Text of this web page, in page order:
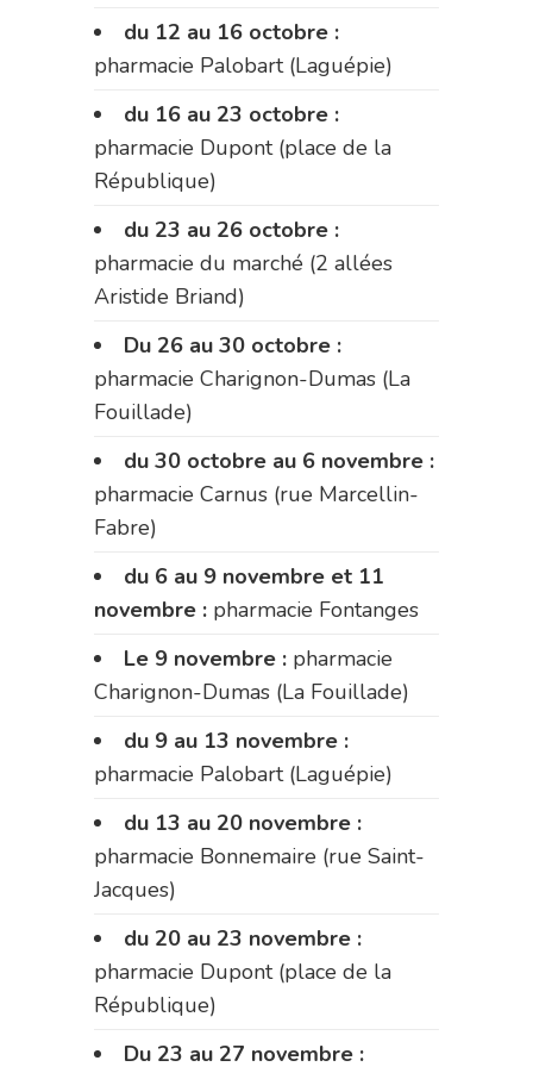
du 12 au 16 octobre :
pharmacie Palobart (Laguépie)
du 16 au 23 octobre :
pharmacie Dupont (place de la
République)
du 23 au 26 octobre :
pharmacie du marché (2 allées
Aristide Briand)
Du 26 au 30 octobre :
pharmacie Charignon-Dumas (La
Fouillade)
du 30 octobre au 6 novembre :
pharmacie Carnus (rue Marcellin-
Fabre)
du 6 au 9 novembre et 11
novembre : pharmacie Fontanges
Le 9 novembre : pharmacie
Charignon-Dumas (La Fouillade)
du 9 au 13 novembre :
pharmacie Palobart (Laguépie)
du 13 au 20 novembre :
pharmacie Bonnemaire (rue Saint-
Jacques)
du 20 au 23 novembre :
pharmacie Dupont (place de la
République)
Du 23 au 27 novembre :